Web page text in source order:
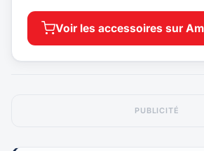
Voir les accessoires sur
PUBLICITÉ